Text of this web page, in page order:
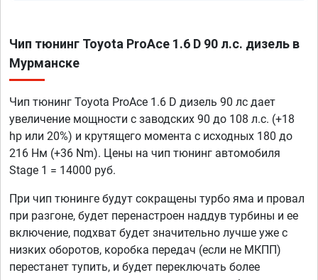
Чип тюнинг Toyota ProAce 1.6 D 90 л.с. дизель в
Мурманске
Чип тюнинг Toyota ProAce 1.6 D дизель 90 лс дает
увеличение мощности с заводских 90 до 108 л.с. (+18
hp или 20%) и крутящего момента с исходных 180 до
216 Нм (+36 Nm). Цены на чип тюнинг автомобиля
Stage 1 = 14000 руб.
При чип тюнинге будут сокращены турбо яма и провал
при разгоне, будет перенастроен наддув турбины и ее
включение, подхват будет значительно лучше уже с
низких оборотов, коробка передач (если не МКПП)
перестанет тупить, и будет переключать более